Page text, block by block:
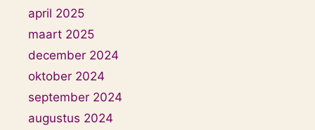
april 2025
maart 2025
december 2024
oktober 2024
september 2024
augustus 2024